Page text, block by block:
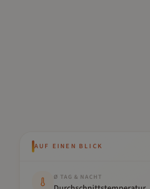
AUF EINEN BLICK
Ø TAG & NACHT